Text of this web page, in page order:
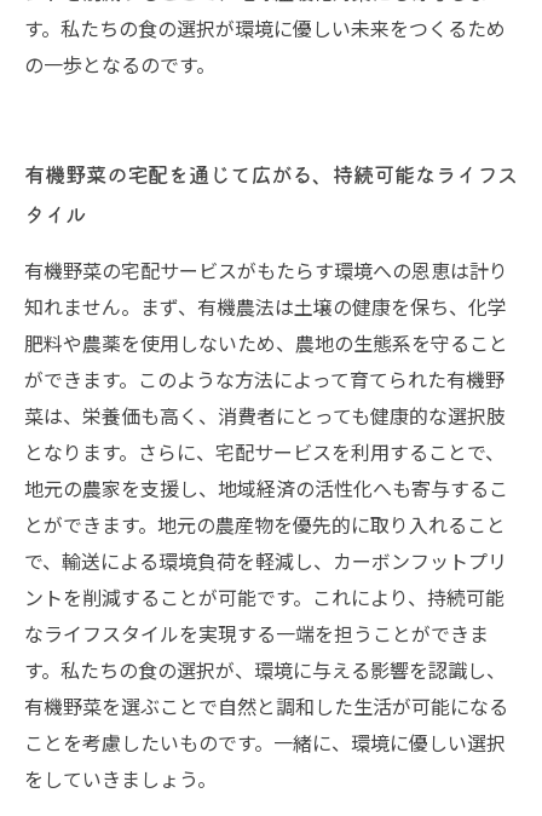
す。私たちの食の選択が環境に優しい未来をつくるため
の一歩となるのです。
有機野菜の宅配を通じて広がる、持続可能なライフス
タイル
有機野菜の宅配サービスがもたらす環境への恩恵は計り
知れません。まず、有機農法は土壌の健康を保ち、化学
肥料や農薬を使用しないため、農地の生態系を守ること
ができます。このような方法によって育てられた有機野
菜は、栄養価も高く、消費者にとっても健康的な選択肢
となります。さらに、宅配サービスを利用することで、
地元の農家を支援し、地域経済の活性化へも寄与するこ
とができます。地元の農産物を優先的に取り入れること
で、輸送による環境負荷を軽減し、カーボンフットプリ
ントを削減することが可能です。これにより、持続可能
なライフスタイルを実現する一端を担うことができま
す。私たちの食の選択が、環境に与える影響を認識し、
有機野菜を選ぶことで自然と調和した生活が可能になる
ことを考慮したいものです。一緒に、環境に優しい選択
をしていきましょう。